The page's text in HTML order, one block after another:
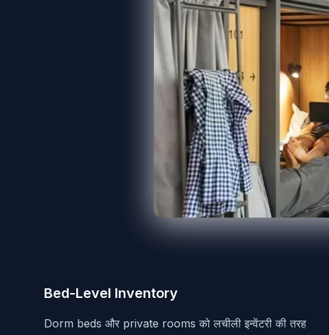
Bed-Level Inventory
Dorm beds और private rooms को लचीली इन्वेंटरी की तरह